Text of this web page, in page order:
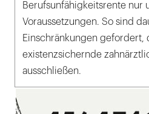
Berufsunfähigkeitsrente nur
Voraussetzungen. So sind
Einschränkungen gefordert,
existenzsichernde
ausschließen.